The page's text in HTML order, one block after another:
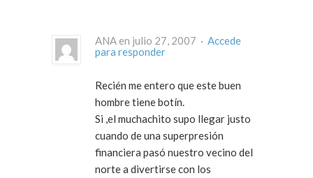
ANA en julio 27, 2007 · Accede
para responder
Recién me entero que este buen
hombre tiene botín.
Si ,el muchachito supo llegar justo
cuando de una superpresión
financiera pasó nuestro vecino del
norte a divertirse con los